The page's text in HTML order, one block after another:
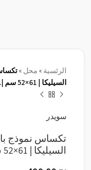
الرئسية » محل »
السيليكا | 61×52 سم |.أبيض/برجامون
سويدر
تكساس نموذج
السيليكا | 61×52 سم |.أبيض/برجامون